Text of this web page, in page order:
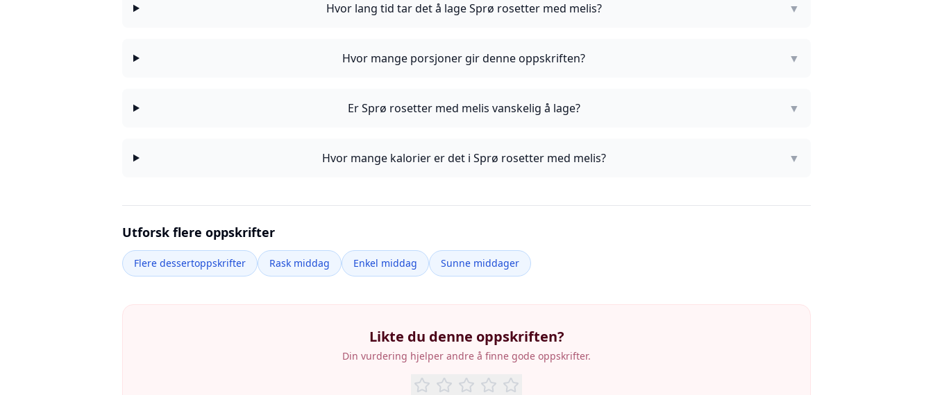
Hvor lang tid tar det å lage Sprø rosetter med melis? ▼
Hvor mange porsjoner gir denne oppskriften? ▼
Er Sprø rosetter med melis vanskelig å lage? ▼
Hvor mange kalorier er det i Sprø rosetter med melis? ▼
Utforsk flere oppskrifter
Flere dessertoppskrifter Rask middag Enkel middag Sunne middager
Likte du denne oppskriften?
Din vurdering hjelper andre å finne gode oppskrifter.